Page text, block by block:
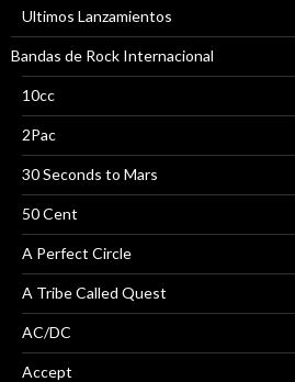
Ultimos Lanzamientos
Bandas de Rock Internacional
10cc
2Pac
30 Seconds to Mars
50 Cent
A Perfect Circle
A Tribe Called Quest
AC/DC
Accept